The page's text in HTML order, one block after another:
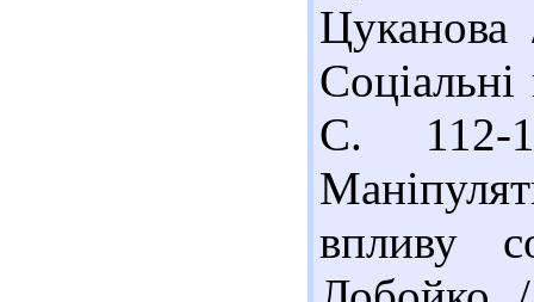
Цуканова
С.
впливу